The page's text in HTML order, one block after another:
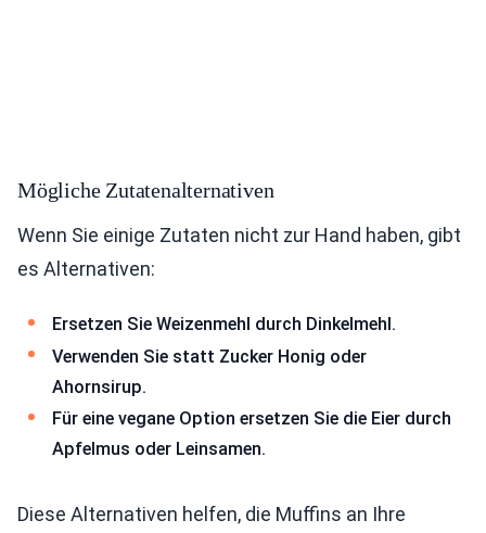
Mögliche Zutatenalternativen
Wenn Sie einige Zutaten nicht zur Hand haben, gibt
es Alternativen:
Ersetzen Sie Weizenmehl durch Dinkelmehl.
Verwenden Sie statt Zucker Honig oder
Ahornsirup.
Für eine vegane Option ersetzen Sie die Eier durch
Apfelmus oder Leinsamen.
Diese Alternativen helfen, die Muffins an Ihre